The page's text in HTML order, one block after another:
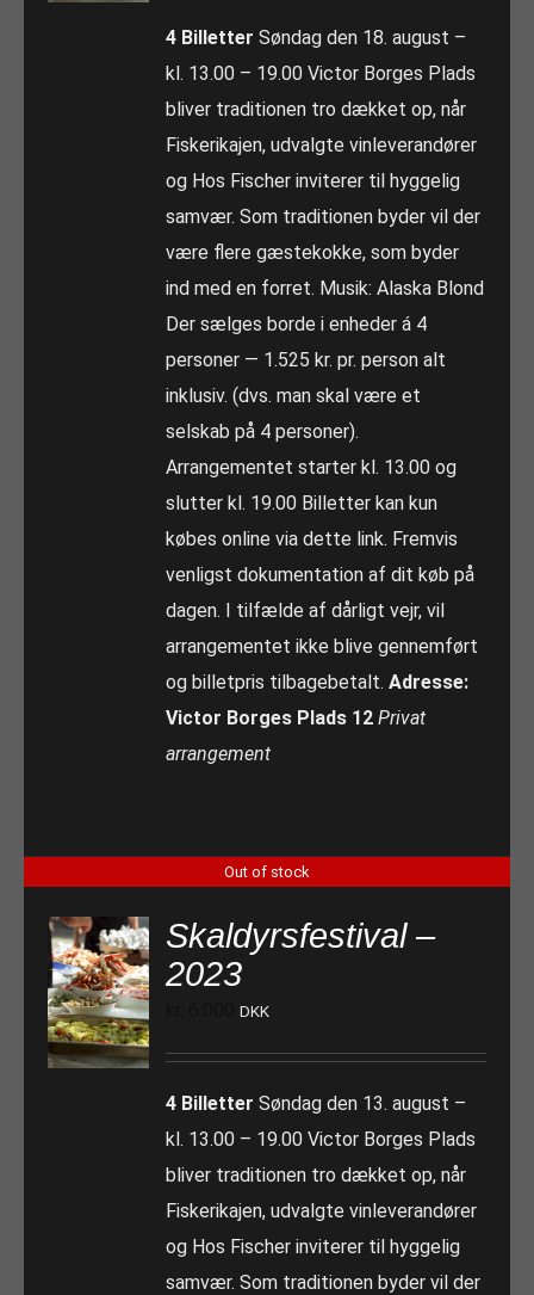
4 Billetter Søndag den 18. august –
kl. 13.00 – 19.00 Victor Borges Plads
bliver traditionen tro dækket op, når
Fiskerikajen, udvalgte vinleverandører
og Hos Fischer inviterer til hyggelig
samvær. Som traditionen byder vil der
være flere gæstekokke, som byder
ind med en forret. Musik: Alaska Blond
Der sælges borde i enheder á 4
personer — 1.525 kr. pr. person alt
inklusiv. (dvs. man skal være et
selskab på 4 personer).
Arrangementet starter kl. 13.00 og
slutter kl. 19.00 Billetter kan kun
købes online via dette link. Fremvis
venligst dokumentation af dit køb på
dagen. I tilfælde af dårligt vejr, vil
arrangementet ikke blive gennemført
og billetpris tilbagebetalt.Adresse:
Victor Borges Plads 12 Privat
arrangement
Out of stock
Skaldyrsfestival –
2023
DKK
4 Billetter Søndag den 13. august –
kl. 13.00 – 19.00 Victor Borges Plads
bliver traditionen tro dækket op, når
Fiskerikajen, udvalgte vinleverandører
og Hos Fischer inviterer til hyggelig
samvær. Som traditionen byder vil der